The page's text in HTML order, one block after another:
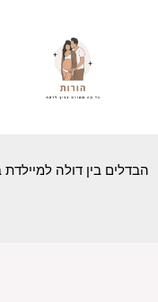
הבדלים בין דולה למיילדת